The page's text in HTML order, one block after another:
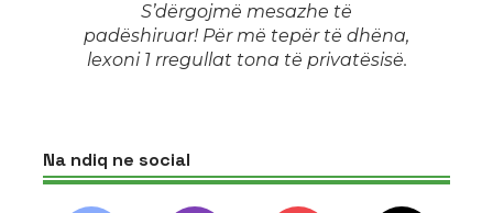
S’dërgojmë mesazhe të
padëshiruar! Për më tepër të dhëna,
lexoni 1 rregullat tona të privatësisë.
Na ndiq ne social